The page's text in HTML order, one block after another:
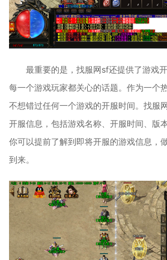
最重要的是，找服网sf还提供了游戏
每一个游戏玩家都关心的话题。作为一个
不想错过任何一个游戏的开服时间。找服
开服信息，包括游戏名称、开服时间、版
你可以提前了解到即将开服的游戏信息，
到来。